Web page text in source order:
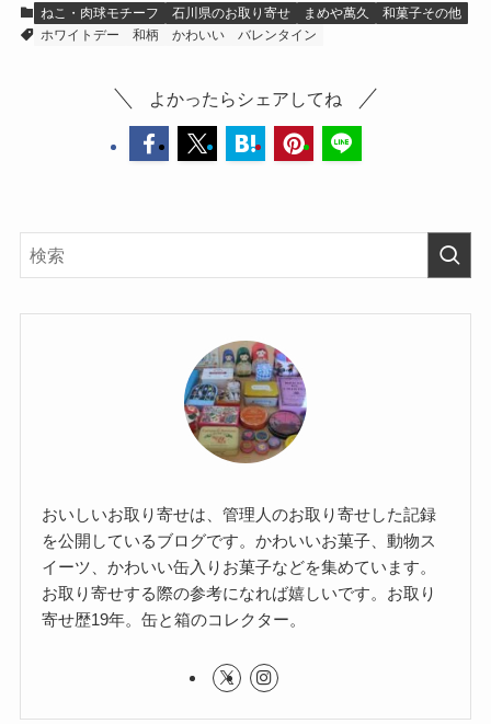
ねこ・肉球モチーフ 石川県のお取り寄せ まめや萬久
和菓子その他
ホワイトデー
和柄 かわいい バレンタイン
よかったらシェアしてね
おいしいお取り寄せは、管理人のお取り寄せした記録
を公開しているブログです。かわいいお菓子、動物ス
イーツ、かわいい缶入りお菓子などを集めています。
お取り寄せする際の参考になれば嬉しいです。お取り
寄せ歴19年。缶と箱のコレクター。